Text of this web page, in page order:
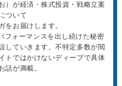
）が経済・株式投資・戦略立案
ついて
をお届けします。
フォーマンスを出し続けた秘密
していきます。不特定多数が閲
トではかけないディープで具体
話が満載。